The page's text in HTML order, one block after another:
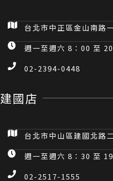
台北市中正區金山南路
週一至週六 8：00 至
02-2394-0448
建國店
台北市中山區建國北路
週一至週六 8：30 至
02-2517-1555